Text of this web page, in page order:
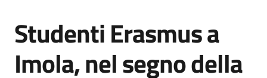
Novità
Menu selezionato
Salta al contenuto
Studenti Erasmus a
Imola, nel segno della